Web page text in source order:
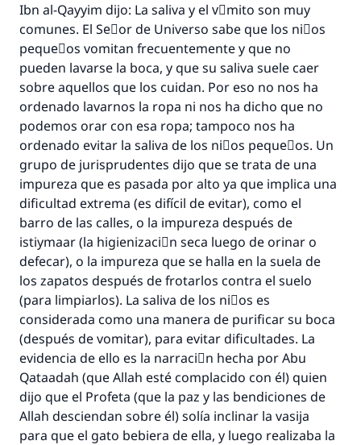
Ibn al-Qayyim dijo: La saliva y el vَmito son muy
comunes. El Seٌor de Universo sabe que los niٌos
pequeٌos vomitan frecuentemente y que no
pueden lavarse la boca, y que su saliva suele caer
sobre aquellos que los cuidan. Por eso no nos ha
ordenado lavarnos la ropa ni nos ha dicho que no
podemos orar con esa ropa; tampoco nos ha
ordenado evitar la saliva de los niٌos pequeٌos. Un
grupo de jurisprudentes dijo que se trata de una
impureza que es pasada por alto ya que implica una
dificultad extrema (es difícil de evitar), como el
barro de las calles, o la impureza después de
istiymaar (la higienizaciَn seca luego de orinar o
defecar), o la impureza que se halla en la suela de
los zapatos después de frotarlos contra el suelo
(para limpiarlos). La saliva de los niٌos es
considerada como una manera de purificar su boca
(después de vomitar), para evitar dificultades. La
evidencia de ello es la narraciَn hecha por Abu
Qataadah (que Allah esté complacido con él) quien
dijo que el Profeta (que la paz y las bendiciones de
Allah desciendan sobre él) solía inclinar la vasija
para que el gato bebiera de ella, y luego realizaba la
La respuesta no. 110845 salvó un
matrimonio.
Desde la Q hasta la A, su contribución ayuda a
IslamQA.
Profeta ﷺ dijo:
"Una persona que orienta a otros a hacer el
bien obtendrá la misma recompensa que
aquellos que lo realicen."
(MUSLIM, 1893)